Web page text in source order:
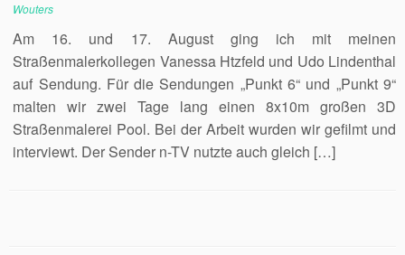
Wouters
Am 16. und 17. August ging ich mit meinen
Straßenmalerkollegen Vanessa Htzfeld und Udo Lindenthal
auf Sendung. Für die Sendungen „Punkt 6“ und „Punkt 9“
malten wir zwei Tage lang einen 8x10m großen 3D
Straßenmalerei Pool. Bei der Arbeit wurden wir gefilmt und
interviewt. Der Sender n-TV nutzte auch gleich […]